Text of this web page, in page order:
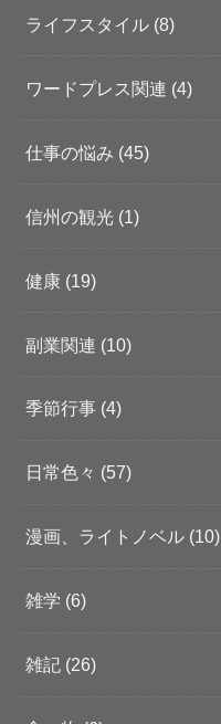
ライフスタイル (8)
ワードプレス関連 (4)
仕事の悩み (45)
信州の観光 (1)
健康 (19)
副業関連 (10)
季節行事 (4)
日常色々 (57)
漫画、ライトノベル (10)
雑学 (6)
雑記 (26)